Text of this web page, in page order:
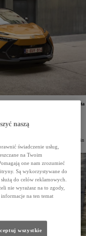
typu plug-in Toyoty – nowa Toyota
w produkcji hybryd wykorzystuje
i nowoczesnym napędem plug-in
naszą
świadczenie usług,
na Twoim
one nam zrozumieć
Są wykorzystywane do
do celów reklamowych.
nie wyrażasz na to zgody,
informacje na ten temat
wszystkie